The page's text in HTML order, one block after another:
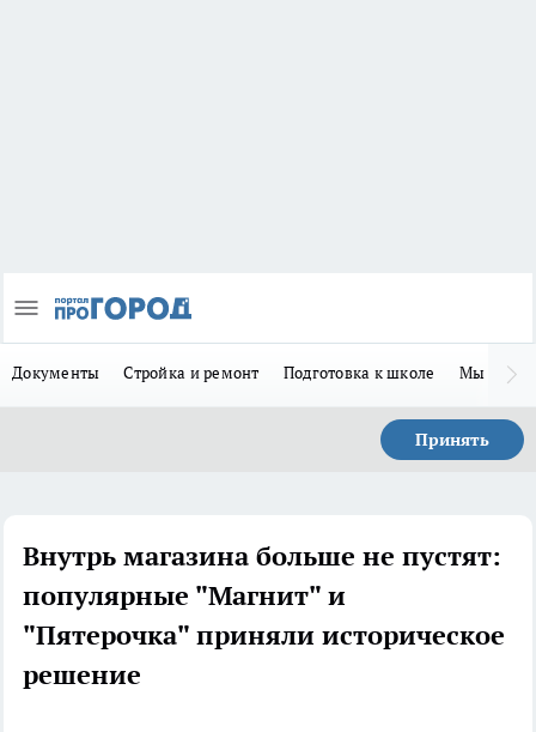
Документы Стройка и ремонт Подготовка к школе Мы в MAX
Принять
Внутрь магазина больше не пустят:
популярные "Магнит" и
"Пятерочка" приняли историческое
решение